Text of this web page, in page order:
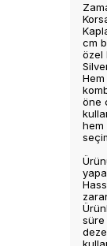
cm
özel
öne
hem
süre